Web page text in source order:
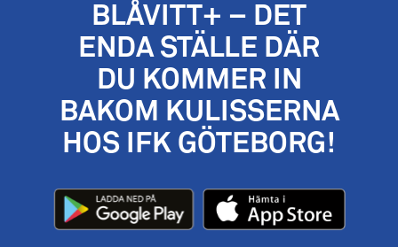
BLÅVITT+ – DET
ENDA STÄLLE DÄR
DU KOMMER IN
BAKOM KULISSERNA
HOS IFK GÖTEBORG!